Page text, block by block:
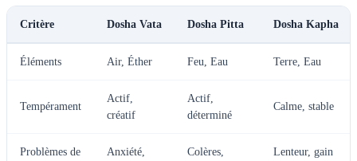
Critère Dosha Vata Dosha Pitta Dosha Kapha
Éléments Air, Éther Feu, Eau Terre, Eau
Tempérament
Actif,
créatif
Actif,
déterminé
Calme, stable
Problèmes de
Anxiété,
Colères,
Lenteur, gain